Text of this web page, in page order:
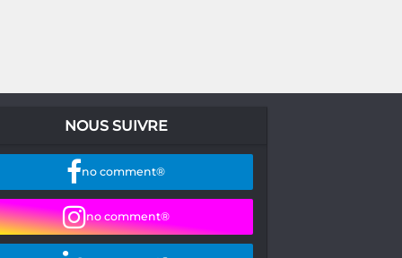
NOUS SUIVRE
no comment®
no comment®